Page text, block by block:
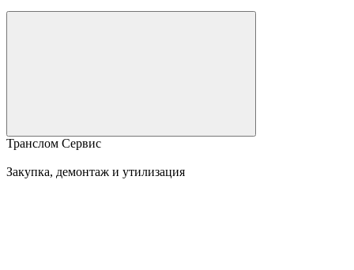
Транслом Сервис
Закупка, демонтаж и утилизация